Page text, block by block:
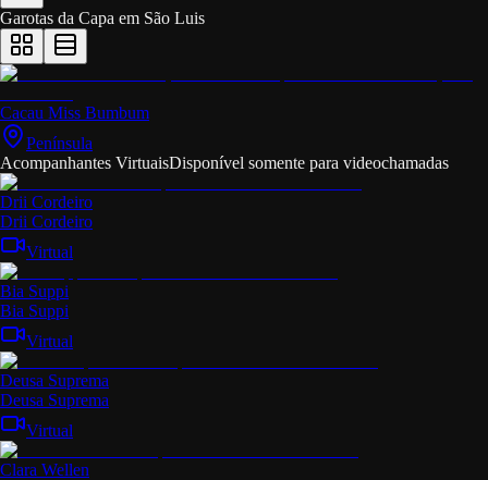
Garotas da Capa em São Luis
Cacau Miss Bumbum
Península
Acompanhantes VirtuaisDisponível somente para videochamadas
Drii Cordeiro
Drii Cordeiro
Virtual
Bia Suppi
Bia Suppi
Virtual
Deusa Suprema
Deusa Suprema
Virtual
Clara Wellen